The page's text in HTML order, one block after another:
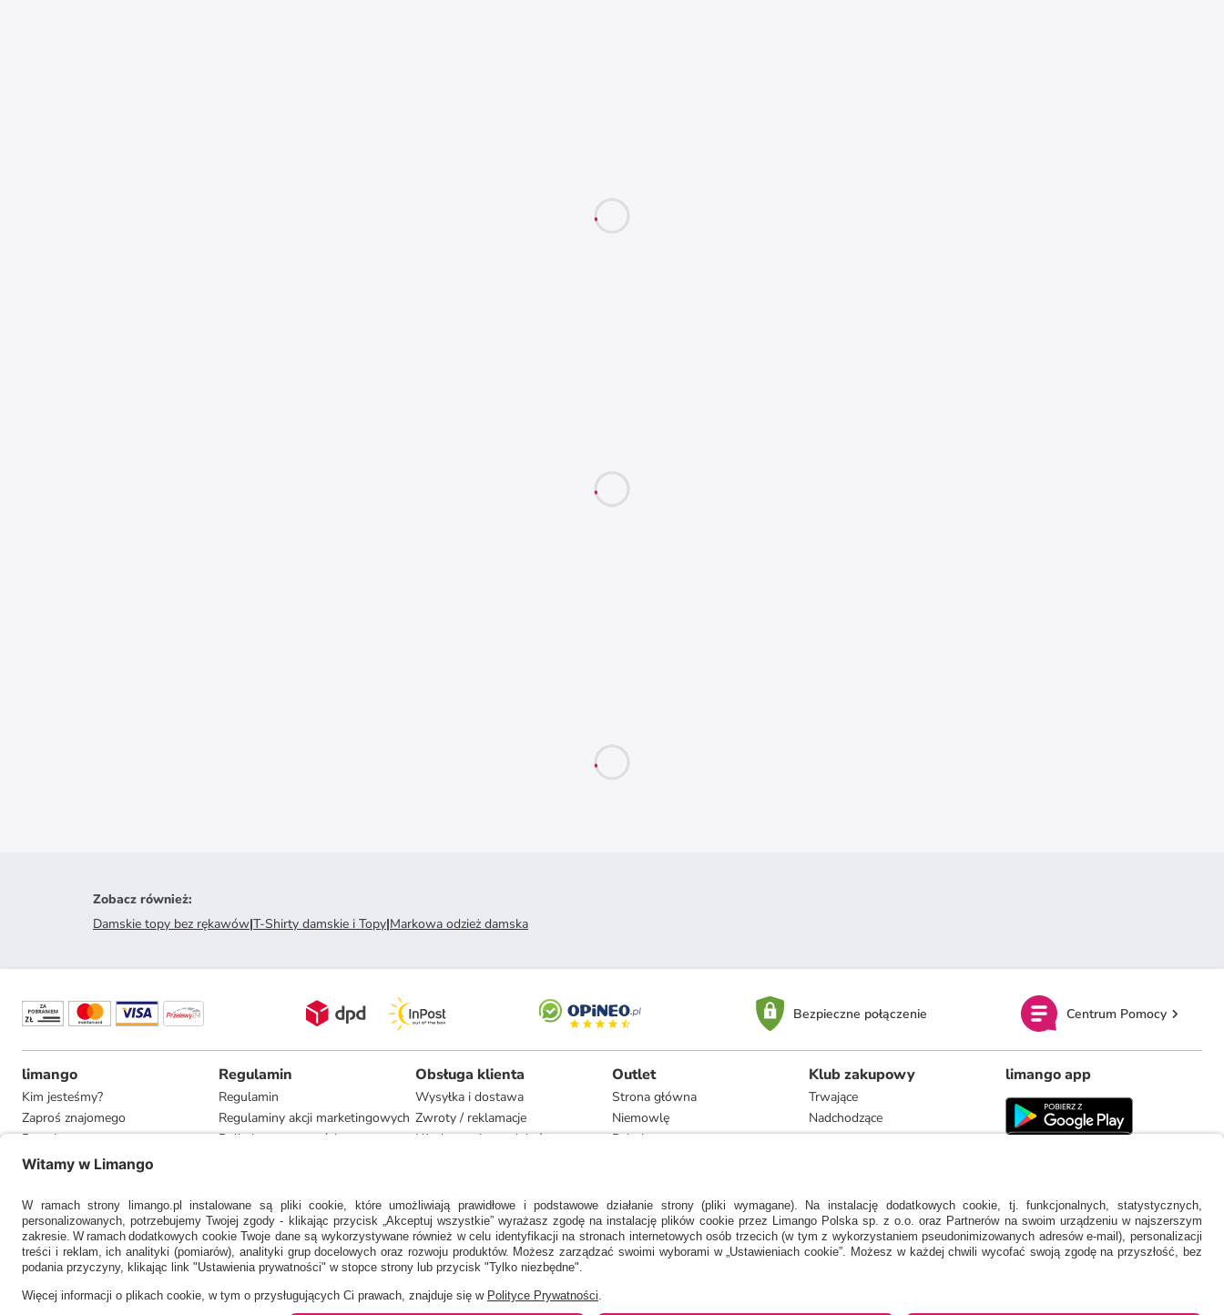
Zobacz również:
Damskie topy bez rękawów|T-Shirty damskie i Topy|Markowa odzież damska
Bezpieczne połączenie Centrum Pomocy
limango
Kim jesteśmy?
Zaproś znajomego
Pracuj u nas
Informacje dla prasy
Regulamin
Regulamin
Regulaminy akcji marketingowych
Polityka prywatności
Obsługa klienta
Wysyłka i dostawa
Zwroty / reklamacje
Użytkowanie produktów
Zgodność z umową i naprawa
Outlet
Strona główna
Niemowlę
Dziecko
Dom
Marki
Klub zakupowy
Trwające
Nadchodzące
limango app